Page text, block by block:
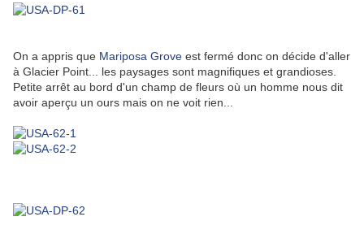
On a appris que Mariposa Grove est fermé donc on décide d'aller
à Glacier Point... les paysages sont magnifiques et grandioses.
Petite arrêt au bord d'un champ de fleurs où un homme nous dit
avoir aperçu un ours mais on ne voit rien...